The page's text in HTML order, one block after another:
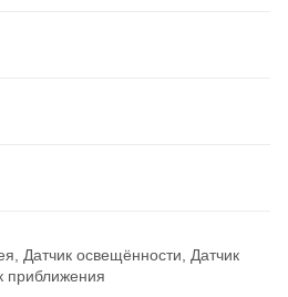
Датчик освещённости, Датчик
приближения